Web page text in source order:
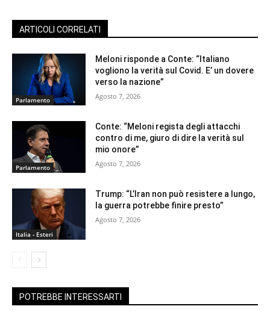
ARTICOLI CORRELATI
Parlamento
Meloni risponde a Conte: “Italiano
vogliono la verità sul Covid. E’ un dovere
verso la nazione”
Agosto 7, 2026
Parlamento
Conte: “Meloni regista degli attacchi
contro di me, giuro di dire la verità sul
mio onore”
Agosto 7, 2026
Italia - Esteri
Trump: “L’Iran non può resistere a lungo,
la guerra potrebbe finire presto”
Agosto 7, 2026
POTREBBE INTERESSARTI